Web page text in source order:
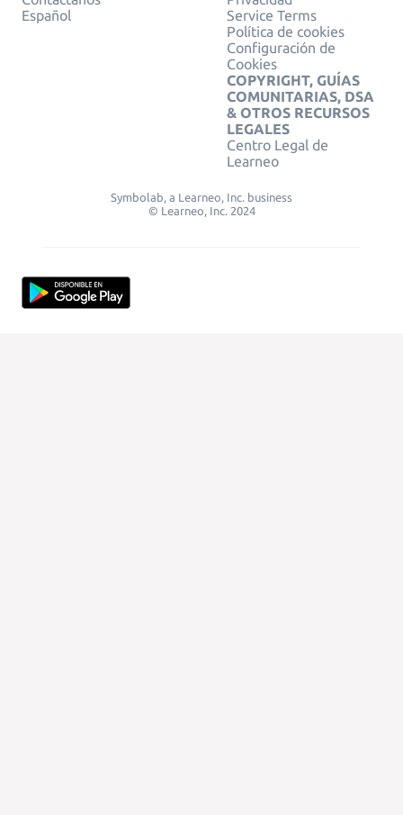
Español
Service Terms
Política de cookies
Configuración de
Cookies
COPYRIGHT, GUÍAS
COMUNITARIAS, DSA
& OTROS RECURSOS
LEGALES
Centro Legal de
Learneo
Symbolab, a Learneo, Inc. business
© Learneo, Inc. 2024